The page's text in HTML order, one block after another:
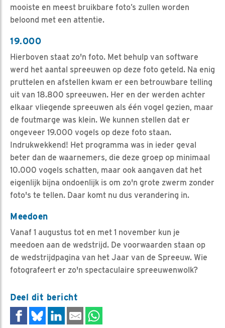
mooiste en meest bruikbare foto’s zullen worden
beloond met een attentie.
19.000
Hierboven staat zo'n foto. Met behulp van software
werd het aantal spreeuwen op deze foto geteld. Na enig
pruttelen en afstellen kwam er een betrouwbare telling
uit van 18.800 spreeuwen. Her en der werden achter
elkaar vliegende spreeuwen als één vogel gezien, maar
de foutmarge was klein. We kunnen stellen dat er
ongeveer 19.000 vogels op deze foto staan.
Indrukwekkend! Het programma was in ieder geval
beter dan de waarnemers, die deze groep op minimaal
10.000 vogels schatten, maar ook aangaven dat het
eigenlijk bijna ondoenlijk is om zo'n grote zwerm zonder
foto's te tellen. Daar komt nu dus verandering in.
Meedoen
Vanaf 1 augustus tot en met 1 november kun je
meedoen aan de wedstrijd. De voorwaarden staan op
de wedstrijdpagina van het Jaar van de Spreeuw. Wie
fotografeert er zo'n spectaculaire spreeuwenwolk?
Deel dit bericht